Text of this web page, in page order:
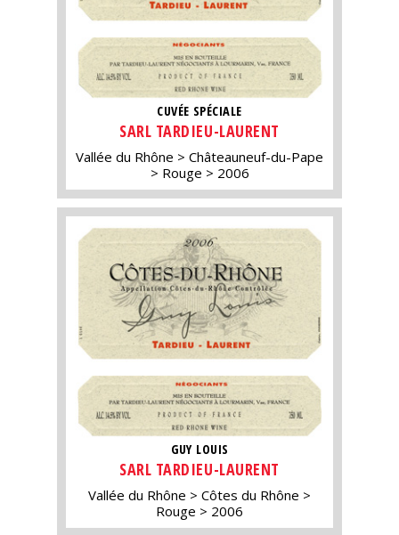
CUVÉE SPÉCIALE
SARL TARDIEU-LAURENT
Vallée du Rhône
Châteauneuf-du-Pape
Rouge
2006
GUY LOUIS
SARL TARDIEU-LAURENT
Vallée du Rhône
Côtes du Rhône
Rouge
2006